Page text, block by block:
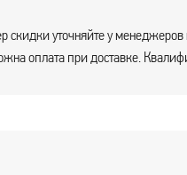
скидки уточняйте у
оплата при доставке.